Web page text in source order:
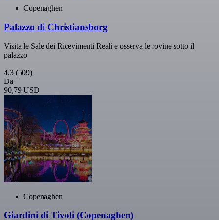
Copenaghen
Palazzo di Christiansborg
Visita le Sale dei Ricevimenti Reali e osserva le rovine sotto il
palazzo
4,3 (509)
Da
90,79 USD
Copenaghen
Giardini di Tivoli (Copenaghen)